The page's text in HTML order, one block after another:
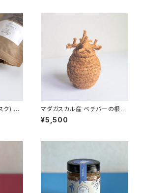
ク) 50
マダガスカル産 ベチバーの根で
編んだ バオバブ型小物入れ Vet
iver 雑貨
¥5,500